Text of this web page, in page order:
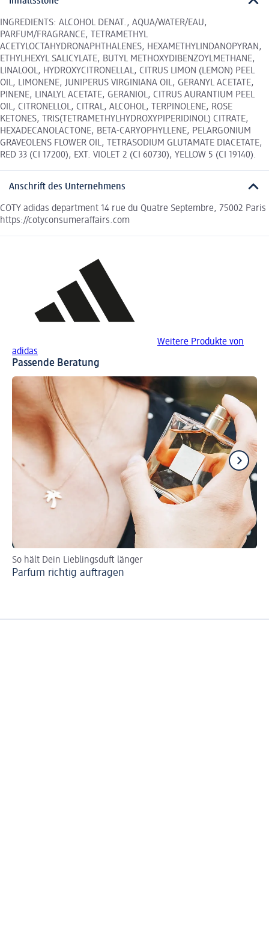
INGREDIENTS: ALCOHOL DENAT., AQUA/WATER/EAU,
PARFUM/FRAGRANCE, TETRAMETHYL
ACETYLOCTAHYDRONAPHTHALENES, HEXAMETHYLINDANOPYRAN,
ETHYLHEXYL SALICYLATE, BUTYL METHOXYDIBENZOYLMETHANE,
LINALOOL, HYDROXYCITRONELLAL, CITRUS LIMON (LEMON) PEEL
OIL, LIMONENE, JUNIPERUS VIRGINIANA OIL, GERANYL ACETATE,
PINENE, LINALYL ACETATE, GERANIOL, CITRUS AURANTIUM PEEL
OIL, CITRONELLOL, CITRAL, ALCOHOL, TERPINOLENE, ROSE
KETONES, TRIS(TETRAMETHYLHYDROXYPIPERIDINOL) CITRATE,
HEXADECANOLACTONE, BETA-CARYOPHYLLENE, PELARGONIUM
GRAVEOLENS FLOWER OIL, TETRASODIUM GLUTAMATE DIACETATE,
RED 33 (CI 17200), EXT. VIOLET 2 (CI 60730), YELLOW 5 (CI 19140).
Anschrift des Unternehmens
COTY adidas department 14 rue du Quatre Septembre, 75002 Paris
https://cotyconsumeraffairs.com
Weitere Produkte von
adidas
Passende Beratung
So hält Dein Lieblingsduft länger
Parfum richtig auftragen